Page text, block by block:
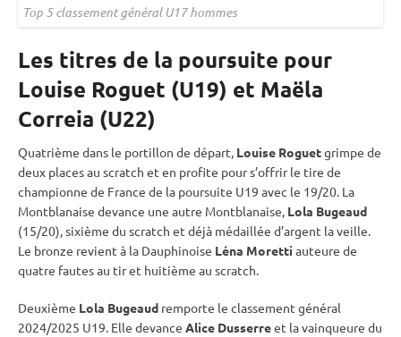
Top 5 classement général U17 hommes
Les titres de la poursuite pour
Louise Roguet (U19) et Maëla
Correia (U22)
Quatrième dans le portillon de départ, Louise Roguetgrimpe de
deux places au scratch et en profite pour s’offrir le tire de
championne de France de la poursuite U19 avec le 19/20. La
Montblanaise devance une autre Montblanaise, Lola Bugeaud
(15/20), sixième du scratch et déjà médaillée d’argent la veille.
Le bronze revient à la Dauphinoise Léna Moretti auteure de
quatre fautes au tir et huitième au scratch.
Deuxième Lola Bugeaud remporte le classement général
2024/2025 U19. Elle devance Alice Dusserreet la vainqueure du